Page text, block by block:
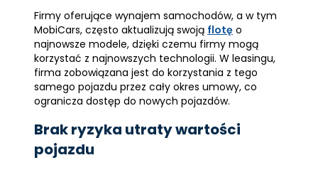
Firmy oferujące wynajem samochodów, a w tym
MobiCars, często aktualizują swoją flotę o
najnowsze modele, dzięki czemu firmy mogą
korzystać z najnowszych technologii. W leasingu,
firma zobowiązana jest do korzystania z tego
samego pojazdu przez cały okres umowy, co
ogranicza dostęp do nowych pojazdów.
Brak ryzyka utraty wartości
pojazdu